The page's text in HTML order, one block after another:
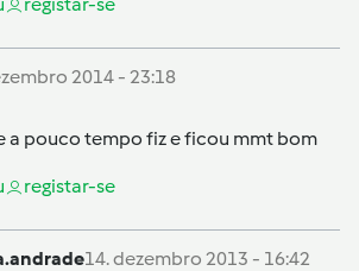
2014 - 23:18
a pouco tempo fiz e ficou mmt bom
registar-se
14. dezembro 2013 - 16:42